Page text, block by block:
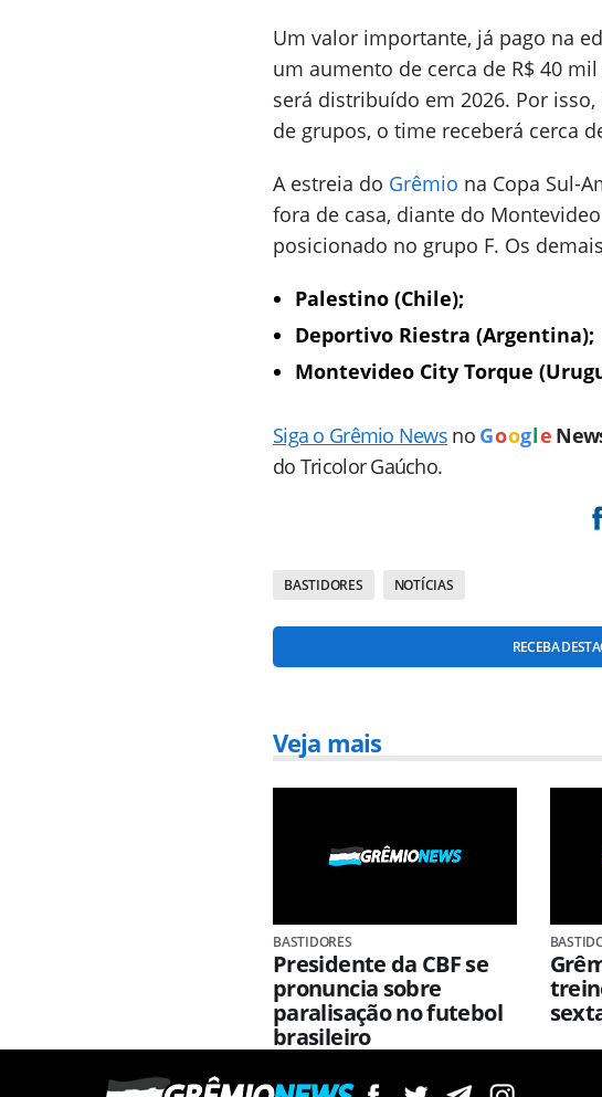
Um valor importante, já pago na
um aumento de cerca de R$ 40
será distribuído em 2026. Por
de grupos, o time receberá cerca
A estreia do Grêmio na Copa Sul-
fora de casa, diante do
posicionado no grupo F. Os
Palestino (Chile);
Deportivo Riestra (Argentina);
Montevideo City Torque
Siga o Grêmio News no Goog le
do Tricolor Gaúcho.
BASTIDORES NOTÍCIAS
RECEBA
Veja mais
BASTIDORES
Presidente da CBF se
pronuncia sobre
paralisação no futebol
brasileiro